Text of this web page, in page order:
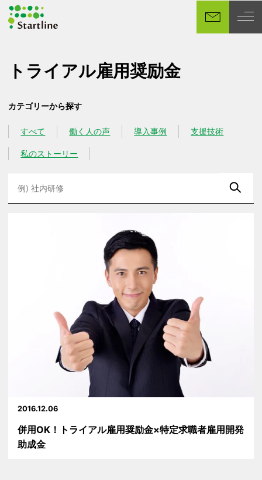
イ
へ
移
トライアル雇用奨励金
カテゴリーから探す
カテゴリー
すべて
カテゴリー
働く人の声
カテゴリー
導入事例
カテゴリー
支援技術
カテゴリー
私のストーリー
2016.12.06
併用OK！トライアル雇用奨励金×特定求職者雇用開発
助成金